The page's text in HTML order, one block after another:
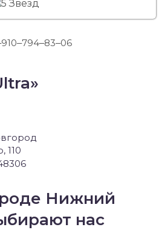
110
Нижний
нас